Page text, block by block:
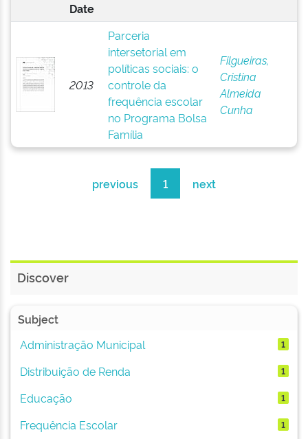
Date
2013
Parceria
intersetorial em
políticas sociais: o
controle da
frequência escolar
no Programa Bolsa
Família
Filgueiras,
Cristina
Almeida
Cunha
previous 1 next
Discover
Subject
Administração Municipal
1
Distribuição de Renda 1
Educação 1
Frequência Escolar 1